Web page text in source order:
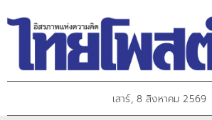
เสาร์, 8 สิงหาคม 2569